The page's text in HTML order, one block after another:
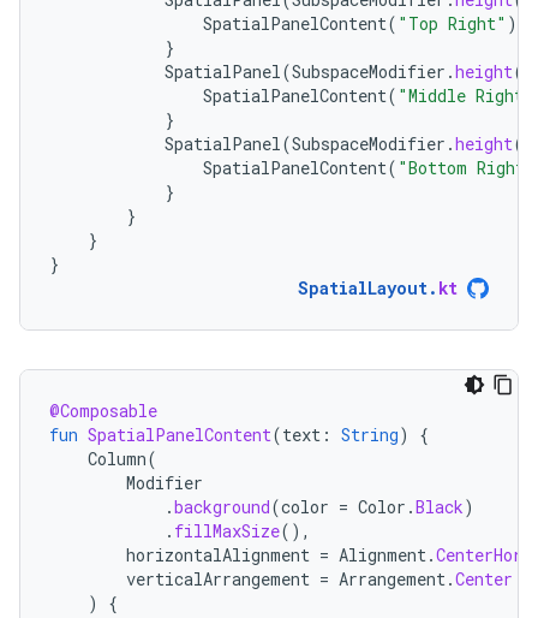
SpatialPanelContent( "Top Right" )
}
SpatialPanel (SubspaceModifier .height(
SpatialPanelContent( "Middle Right"
}
SpatialPanel (SubspaceModifier .height(
SpatialPanelContent( "Bottom Right"
}
}
}
}
SpatialLayout. kt
@Composable
fun SpatialPanelContent(text : String)
{
Column(
Modifier
.background(color = Color .Black)
. fillMaxSize(),
horizontalAlignment = Alignment .
verticalArrangement = Arrangement .Center
)
{